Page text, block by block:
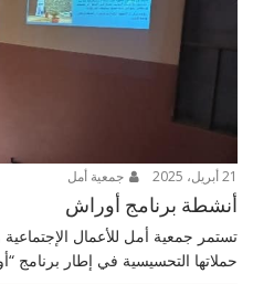
21 أبريل، 2025 جمعية أمل
أنشطة برنامج أوراش
تستمر جمعية أمل للأعمال
حملاتها التحسيسية في إطار برنامج